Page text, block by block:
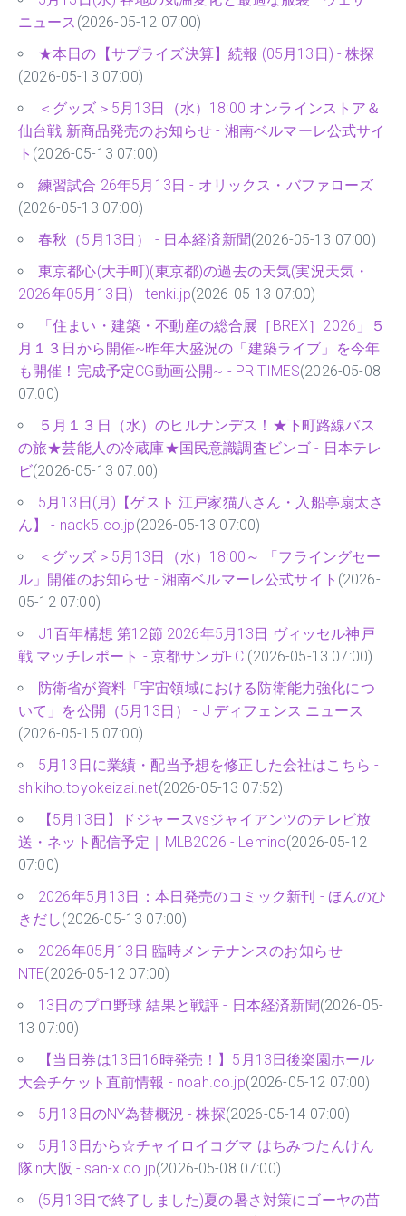
ニュース (2026-05-12 07:00)
★本日の【サプライズ決算】続報 (05月13日) - 株探
(2026-05-13 07:00)
＜グッズ＞5月13日（水）18:00 オンラインストア＆
仙台戦 新商品発売のお知らせ - 湘南ベルマーレ公式サイ
ト (2026-05-13 07:00)
練習試合 26年5月13日 - オリックス・バファローズ
(2026-05-13 07:00)
春秋（5月13日） - 日本経済新聞(2026-05-13 07:00)
東京都心(大手町)(東京都)の過去の天気(実況天気・
2026年05月13日) - tenki.jp(2026-05-13 07:00)
「住まい・建築・不動産の総合展［BREX］2026」５
月１３日から開催~昨年大盛況の「建築ライブ」を今年
も開催！完成予定CG動画公開~ - PR TIMES(2026-05-08
07:00)
５月１３日（水）のヒルナンデス！★下町路線バス
の旅★芸能人の冷蔵庫★国民意識調査ビンゴ - 日本テレ
ビ(2026-05-13 07:00)
5月13日(月)【ゲスト 江戸家猫八さん・入船亭扇太さ
ん】 - nack5.co.jp(2026-05-13 07:00)
＜グッズ＞5月13日（水）18:00～ 「フライングセー
ル」開催のお知らせ - 湘南ベルマーレ公式サイト (2026-
05-12 07:00)
J1百年構想 第12節 2026年5月13日 ヴィッセル神戸
戦 マッチレポート - 京都サンガF.C.(2026-05-13 07:00)
防衛省が資料「宇宙領域における防衛能力強化につ
いて」を公開（5月13日） - J ディフェンス ニュース
(2026-05-15 07:00)
5月13日に業績・配当予想を修正した会社はこちら -
shikiho.toyokeizai.net(2026-05-13 07:52)
【5月13日】ドジャースvsジャイアンツのテレビ放
送・ネット配信予定｜MLB2026 - Lemino(2026-05-12
07:00)
2026年5月13日：本日発売のコミック新刊 - ほんのひ
きだし(2026-05-13 07:00)
2026年05月13日 臨時メンテナンスのお知らせ -
NTE(2026-05-12 07:00)
13日のプロ野球 結果と戦評 - 日本経済新聞(2026-05-
13 07:00)
【当日券は13日16時発売！】5月13日後楽園ホール
大会チケット直前情報 - noah.co.jp(2026-05-12 07:00)
5月13日のNY為替概況 - 株探(2026-05-14 07:00)
5月13日から☆チャイロイコグマ はちみつたんけん
隊in大阪 - san-x.co.jp(2026-05-08 07:00)
(5月13日で終了しました)夏の暑さ対策にゴーヤの苗